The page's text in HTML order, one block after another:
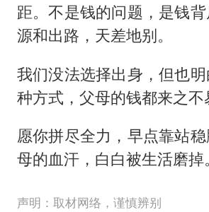
距。不是钱的问题，是钱
源和出路，天差地别。
我们没法选择出身，但也
种方式，父母的钱都来之不
愿你拼尽全力，早点靠站
母的血汗，白白被生活磨掉。
声明：取材网络，谨慎辨别